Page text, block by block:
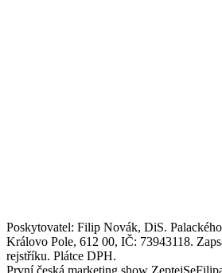
Poskytovatel: Filip Novák, DiS.
Královo Pole, 612 00, IČ: 73943118.
rejstříku. Plátce DPH.
První česká marketing show